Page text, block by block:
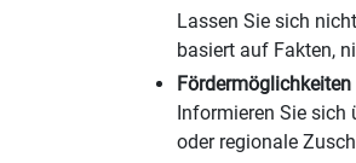
Lassen Sie sich
basiert auf Fakten,
Informieren Sie sich
oder regionale